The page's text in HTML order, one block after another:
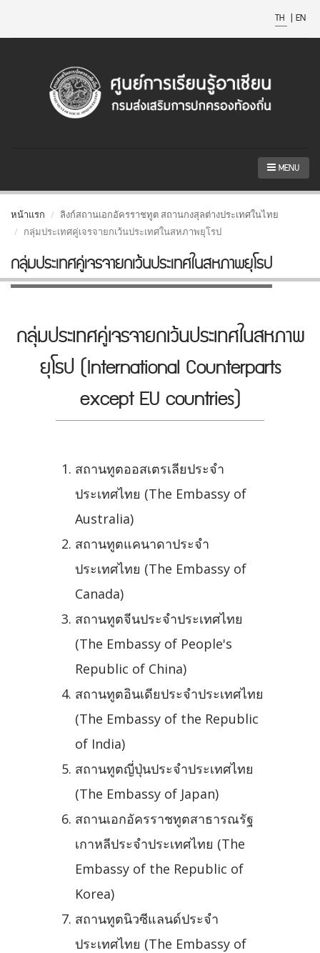
TH | EN
MENU
หน้าแรก
ลิงก์สถานเอกอัครราชทูต สถานกงสุลต่างประเทศในไทย
กลุ่มประเทศคู่เจรจายกเว้นประเทศในสหภาพยุโรป
กลุ่มประเทศคู่เจรจายกเว้นประเทศในสหภาพยุโรป
กลุ่มประเทศคู่เจรจายกเว้นประเทศในสหภาพ
ยุโรป (International Counterparts
except EU countries)
สถานทูตออสเตรเลียประจำ
ประเทศไทย (The Embassy of
Australia)
สถานทูตแคนาดาประจำ
ประเทศไทย (The Embassy of
Canada)
สถานทูตจีนประจำประเทศไทย
(The Embassy of People's
Republic of China)
สถานทูตอินเดียประจำประเทศไทย
(The Embassy of the Republic
of India)
สถานทูตญี่ปุ่นประจำประเทศไทย
(The Embassy of Japan)
สถานเอกอัครราชทูตสาธารณรัฐ
เกาหลีประจำประเทศไทย (The
Embassy of the Republic of
Korea)
สถานทูตนิวซีแลนด์ประจำ
ประเทศไทย (The Embassy of